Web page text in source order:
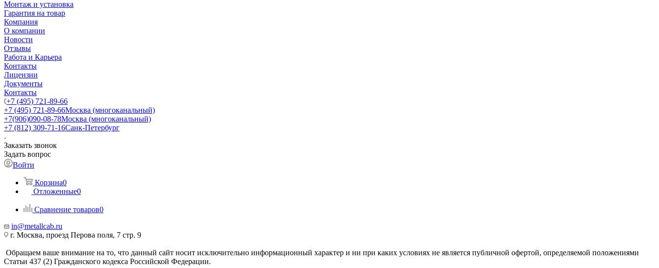
Монтаж и установка
Гарантия на товар
Компания
О компании
Новости
Отзывы
Работа и Карьера
Контакты
Лицензии
Документы
Контакты
+7 (495) 721-89-66
+7 (495) 721-89-66Москва (многоканальный)
+7(906)090-08-78Москва (многоканальный)
+7 (812) 309-71-16Санк-Петербург
Заказать звонок
Задать вопрос
Войти
Корзина0
Отложенные0
Сравнение товаров0
in@metallcab.ru
г. Москва, проезд Перова поля, 7 стр. 9
Обращаем ваше внимание на то, что данный сайт носит исключительно информационный характер и ни при каких условиях не является публичной офертой, определяемой положениями
Статьи 437 (2) Гражданского кодекса Российской Федерации.